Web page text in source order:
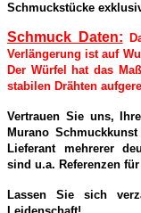
Schmuckstücke
Schmuck Daten:
Verlängerung ist auf
Der Würfel hat das
stabilen Drähten
Vertrauen Sie uns,
Murano
Lieferant mehrerer
sind u.a. Referenzen
Lassen Sie sich